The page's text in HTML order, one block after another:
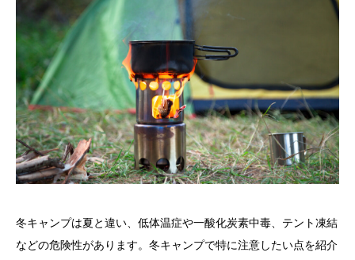
冬キャンプは夏と違い、低体温症や一酸化炭素中毒、テント凍結
などの危険性があります。冬キャンプで特に注意したい点を紹介